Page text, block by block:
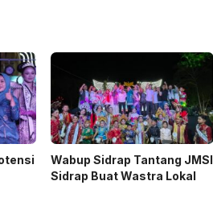
Wabup Sidrap Tantang JMSI
Sidrap Buat Wastra Lokal